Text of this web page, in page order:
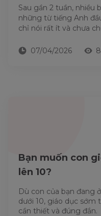
Sau gần 2 tuần, nhiều
những từ tiếng Anh
chỉ nói rất ít và chưa
07/04/2026
Bạn muốn con
lên 10?
Dù con của bạn đang
dưới 10, giáo dục sớm
cần thiết và đúng đắn.